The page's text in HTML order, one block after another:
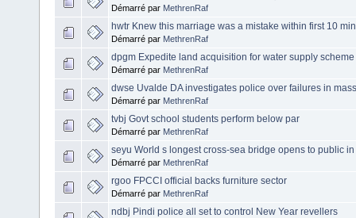
Démarré par MethrenRaf
hwtr Knew this marriage was a mistake within first 10
Démarré par MethrenRaf
dpgm Expedite land acquisition for water supply
Démarré par MethrenRaf
dwse Uvalde DA investigates police over failures in
Démarré par MethrenRaf
tvbj Govt school students perform below par
Démarré par MethrenRaf
seyu World s longest cross-sea bridge opens to public
Démarré par MethrenRaf
rgoo FPCCI official backs furniture sector
Démarré par MethrenRaf
ndbj Pindi police all set to control New Year revellers